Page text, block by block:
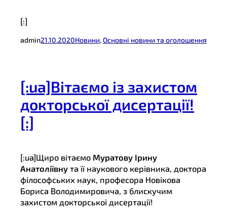
[:]
admin21.10.2020Новини, Основні новини та оголошення
[:ua]Вітаємо із захистом
докторської дисертації!
[:]
[:ua]Щиро вітаємо Муратову Ірину
Анатоліївну та її наукового керівника, доктора
філософських наук, професора Новікова
Бориса Володимировича, з блискучим
захистом докторської дисертації!